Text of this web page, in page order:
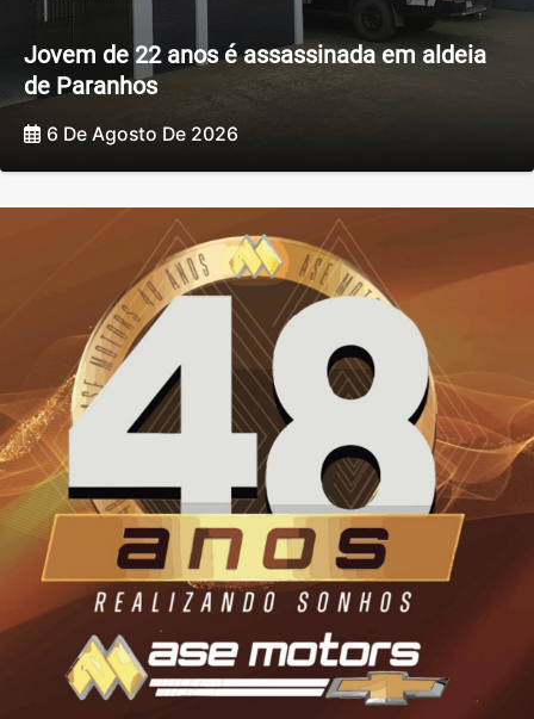
Jovem de 22 anos é assassinada em aldeia
de Paranhos
6 De Agosto De 2026